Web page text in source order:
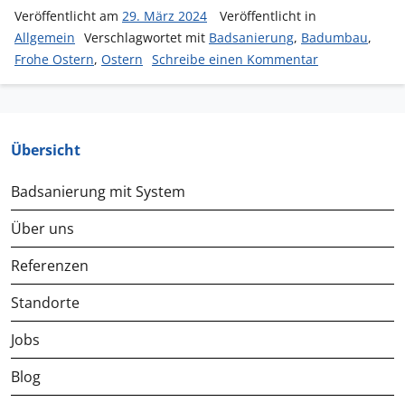
Veröffentlicht am 29. März 2024
Veröffentlicht in
Allgemein Verschlagwortet mit Badsanierung, Badumbau,
Frohe Ostern, Ostern Schreibe einen Kommentarzu Frohe
Übersicht
Badsanierung mit System
Über uns
Referenzen
Standorte
Jobs
Blog